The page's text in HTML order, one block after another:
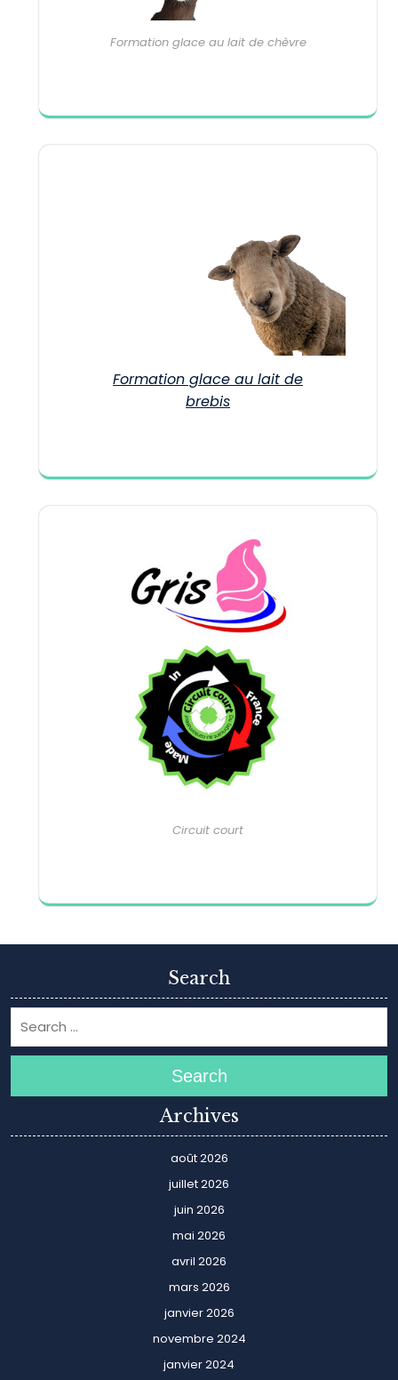
Formation glace au lait de chèvre
Formation glace au lait de
brebis
Circuit court
Search
Search
Archives
août 2026
juillet 2026
juin 2026
mai 2026
avril 2026
mars 2026
janvier 2026
novembre 2024
janvier 2024